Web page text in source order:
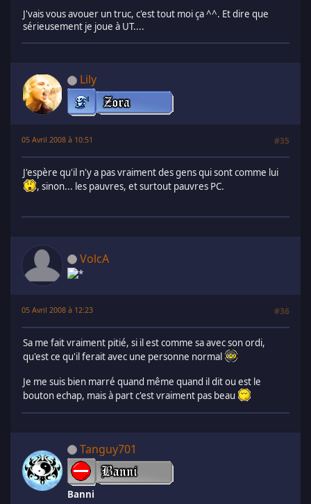
J'vais vous avouer un truc, c'est tout moi ça ^^. Et dire que
sérieusement je joue à UT....
Lily
05 Avril 2008 à 10:51 #35
J'espère qu'il n'y a pas vraiment des gens qui sont comme lui
, sinon... les pauvres, et surtout pauvres PC.
VolcA
05 Avril 2008 à 12:23 #36
Sa me fait vraiment pitié, si il est comme sa avec son ordi,
qu'est ce qu'il ferait avec une personne normal
Je me suis bien marré quand même quand il dit ou est le
bouton echap, mais à part c'est vraiment pas beau
Tanguy701
Banni